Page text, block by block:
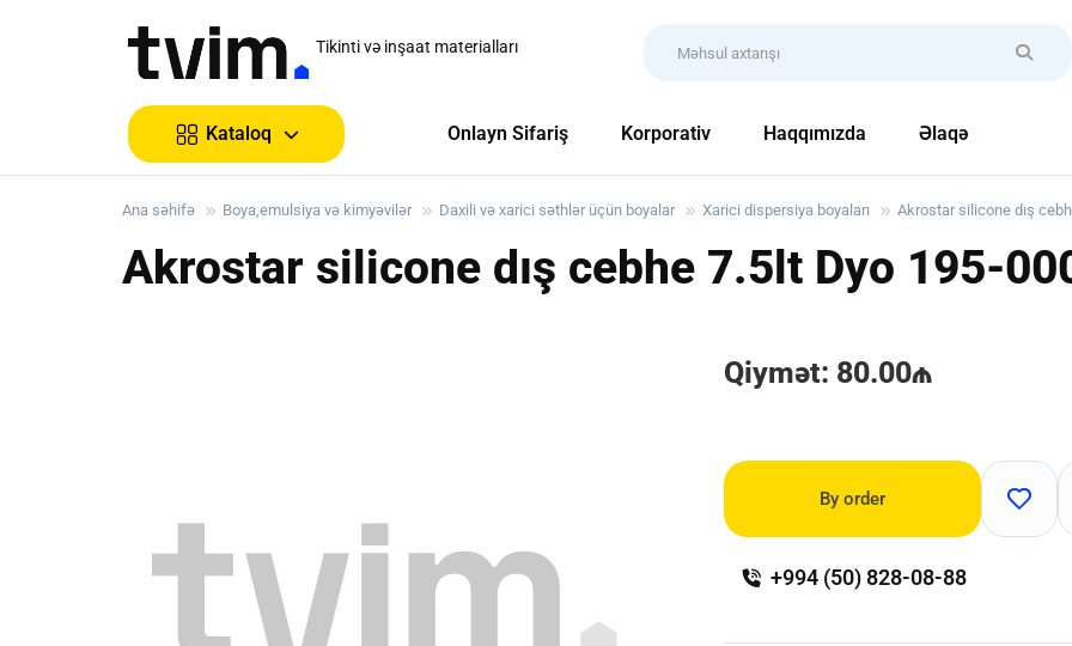
Tikinti və inşaat materialları
Kataloq Onlayn Sifariş Korporativ Haqqımızda Əlaqə
Ana səhifə Boya,emulsiya və kimyəvilər Daxili və xarici səthlər üçün boyalar Xarici dispersiya boyaları Akrostar silicone dış
Akrostar silicone dış cebhe 7.5lt Dyo 195-
Qiymət: 80.00₼
By order
+994 (50) 828-08-88